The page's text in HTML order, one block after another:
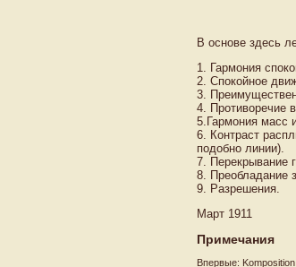
В основе здесь
1. Гармония
2. Спокойное
3.
4. Противоречие
5.Гармония масс
6. Контраст
подобно линии).
7. Перекрывание
8. Преобладание
9. Разрешения.
Март 1911
Примечания
Впервые: